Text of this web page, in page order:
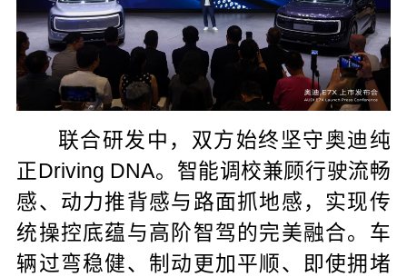
联合研发中，双方始终坚守奥迪纯
正Driving DNA。智能调校兼顾行驶流畅
感、动力推背感与路面抓地感，实现传
统操控底蕴与高阶智驾的完美融合。车
辆过弯稳健、制动更加平顺、即使拥堵